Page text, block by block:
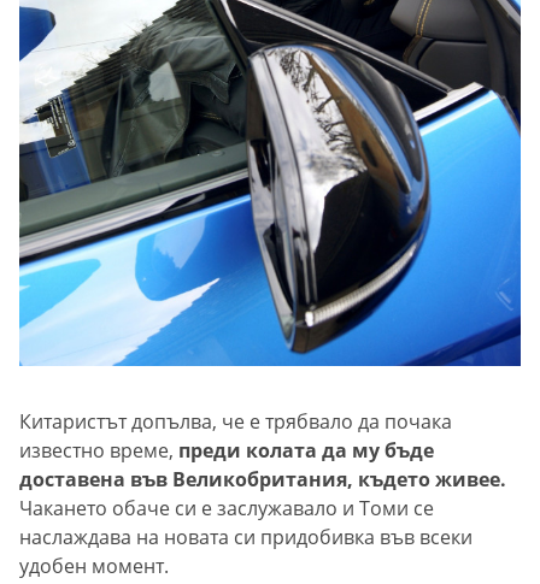
Китаристът допълва, че е трябвало да почака
известно време, преди колата да му бъде
доставена във Великобритания, където живее.
Чакането обаче си е заслужавало и Томи се
наслаждава на новата си придобивка във всеки
удобен момент.